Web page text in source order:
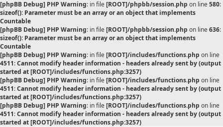
[phpBB Debug] PHP Warning: in file[ROOT]/phpbb/session.php on line580:
sizeof(): Parameter must be an array or an object that implements
Countable
[phpBB Debug] PHP Warning: in file[ROOT]/phpbb/session.php on line636:
sizeof(): Parameter must be an array or an object that implements
Countable
[phpBB Debug] PHP Warning: in file[ROOT]/includes/functions.php on line
4511:Cannot modify header information - headers already sent by (output
started at [ROOT]/includes/functions.php:3257)
[phpBB Debug] PHP Warning: in file[ROOT]/includes/functions.php on line
4511:Cannot modify header information - headers already sent by (output
started at [ROOT]/includes/functions.php:3257)
[phpBB Debug] PHP Warning: in file[ROOT]/includes/functions.php on line
4511:Cannot modify header information - headers already sent by (output
started at [ROOT]/includes/functions.php:3257)